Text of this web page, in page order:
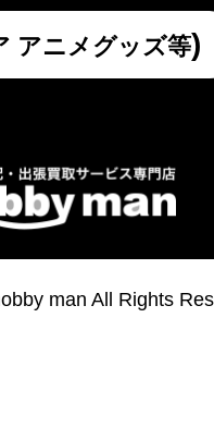
アニメグッズ等)
man All Rights